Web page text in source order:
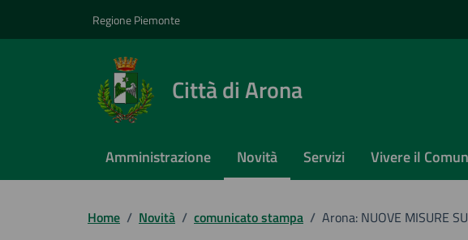
Regione Piemonte
Città di Arona
Amministrazione Novità Servizi Vivere il
Home / Novità / comunicato stampa / Arona: NUOVE MISURE